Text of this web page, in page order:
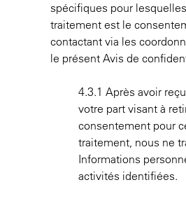
spécifiques pour
traitement est le
contactant via les
le présent Avis de
4.3.1 Après avoir
votre part visant à
consentement pour
traitement, nous ne
Informations
activités identifiées.